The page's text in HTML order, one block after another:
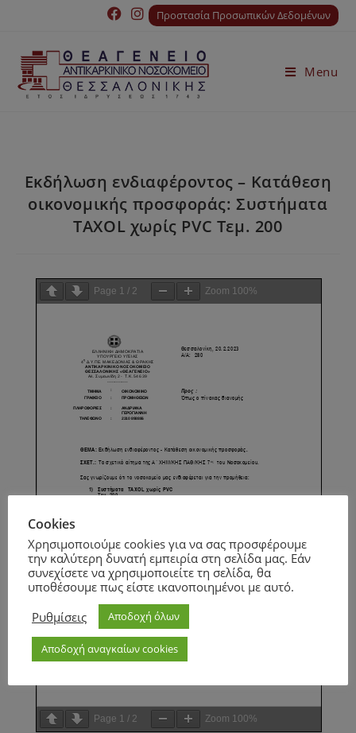
Προστασία Προσωπικών Δεδομένων
Menu
Εκδήλωση ενδιαφέροντος – Κατάθεση
οικονομικής προσφοράς: Συστήματα
TAXOL χωρίς PVC Τεμ. 200
Page 1 / 2 Zoom 100%
Page 1 / 2 Zoom 100%
Cookies
Χρησιμοποιούμε cookies για να σας προσφέρουμε
την καλύτερη δυνατή εμπειρία στη σελίδα μας. Εάν
συνεχίσετε να χρησιμοποιείτε τη σελίδα, θα
υποθέσουμε πως είστε ικανοποιημένοι με αυτό.
Ρυθμίσεις
Αποδοχή όλων
Αποδοχή αναγκαίων cookies